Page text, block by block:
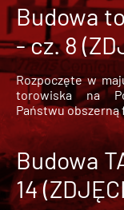
Budowa
- cz. 8
Rozpoczęte w
torowiska na
Państwu
Budowa
14